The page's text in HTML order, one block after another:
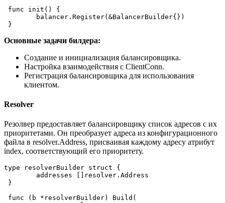
func init() {
balancer.Register(&BalancerBuilder{})
}
Основные задачи билдера:
Создание и инициализация балансировщика.
Настройка взаимодействия с ClientConn.
Регистрация балансировщика для использования
клиентом.
Resolver
Резолвер предоставляет балансировщику список адресов с их
приоритетами. Он преобразует адреса из конфигурационного
файла в resolver.Address, присваивая каждому адресу атрибут
index, соответствующий его приоритету.
type resolverBuilder struct {
addresses []resolver.Address
}
func (b *resolverBuilder) Build(